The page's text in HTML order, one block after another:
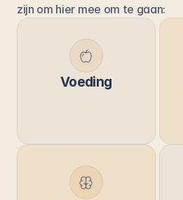
zijn om hier mee om te gaan:
Voeding